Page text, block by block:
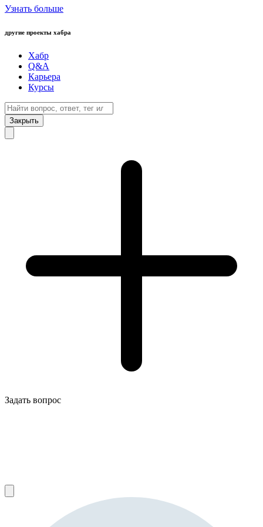
Узнать больше
другие проекты хабра
Хабр
Q&A
Карьера
Курсы
Закрыть
Задать вопрос